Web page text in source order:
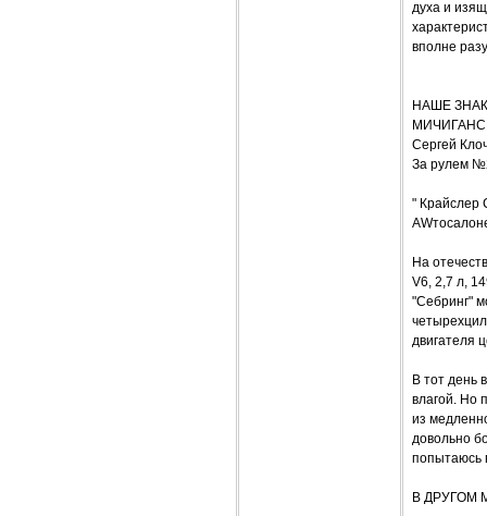
духа и
вполне
НАШЕ
Сергей
За рулем
" Крайслер
На
V6, 2,7 л,
"Себринг"
двигателя
В тот день
влагой. Но
из
довольно
попытаюсь
В ДРУГОМ